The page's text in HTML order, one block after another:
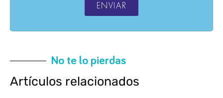
ENVIAR
No te lo pierdas
Artículos relacionados